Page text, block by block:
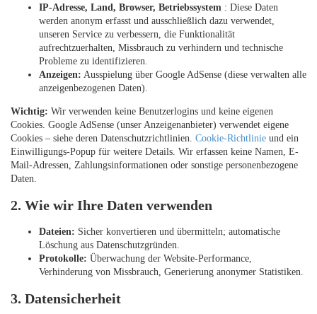
IP-Adresse, Land, Browser, Betriebssystem : Diese Daten
werden anonym erfasst und ausschließlich dazu verwendet,
unseren Service zu verbessern, die Funktionalität
aufrechtzuerhalten, Missbrauch zu verhindern und technische
Probleme zu identifizieren.
Anzeigen: Ausspielung über Google AdSense (diese verwalten alle
anzeigenbezogenen Daten).
Wichtig: Wir verwenden keine Benutzerlogins und keine eigenen
Cookies. Google AdSense (unser Anzeigenanbieter) verwendet eigene
Cookies – siehe deren Datenschutzrichtlinien. Cookie-Richtlinie und ein
Einwilligungs-Popup für weitere Details. Wir erfassen keine Namen, E-
Mail-Adressen, Zahlungsinformationen oder sonstige personenbezogene
Daten.
2. Wie wir Ihre Daten verwenden
Dateien: Sicher konvertieren und übermitteln; automatische
Löschung aus Datenschutzgründen.
Protokolle: Überwachung der Website-Performance,
Verhinderung von Missbrauch, Generierung anonymer Statistiken.
3. Datensicherheit